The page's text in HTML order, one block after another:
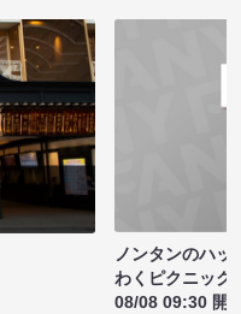
ノンタンのハッ
わくピクニック
08/08 09:30 開